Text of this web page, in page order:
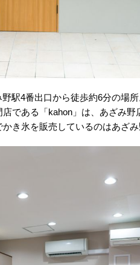
駅4番出口から徒歩約6分の場
である「kahon」は、あざみ
き氷を販売しているのはあざみ